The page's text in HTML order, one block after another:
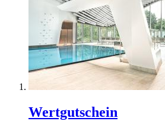
Wertgutschein